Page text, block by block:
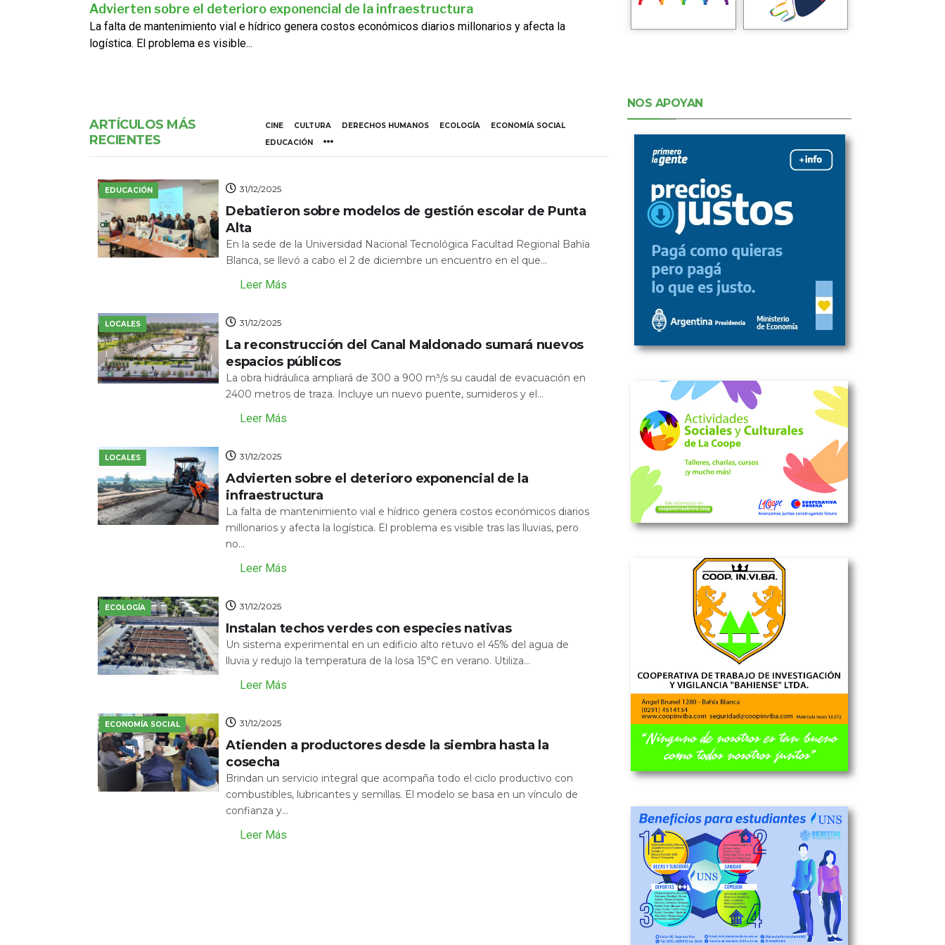
Advierten sobre el deterioro exponencial de la infraestructura
La falta de mantenimiento vial e hídrico genera costos económicos diarios millonarios y afecta la
logística. El problema es visible...
ARTÍCULOS MÁS
RECIENTES
CINE CULTURA DERECHOS HUMANOS ECOLOGÍA
ECONOMÍA SOCIAL
EDUCACIÓN
EDUCACIÓN 31/12/2025
Debatieron sobre modelos de gestión escolar de Punta
Alta
En la sede de la Universidad Nacional Tecnológica Facultad Regional Bahía
Blanca, se llevó a cabo el 2 de diciembre un encuentro en el que...
Leer Más
LOCALES 31/12/2025
La reconstrucción del Canal Maldonado sumará nuevos
espacios públicos
La obra hidráulica ampliará de 300 a 900 m³/s su caudal de evacuación en
2400 metros de traza. Incluye un nuevo puente, sumideros y el...
Leer Más
LOCALES 31/12/2025
Advierten sobre el deterioro exponencial de la
infraestructura
La falta de mantenimiento vial e hídrico genera costos económicos diarios
millonarios y afecta la logística. El problema es visible tras las lluvias, pero
no...
Leer Más
ECOLOGÍA 31/12/2025
Instalan techos verdes con especies nativas
Un sistema experimental en un edificio alto retuvo el 45% del agua de
lluvia y redujo la temperatura de la losa 15°C en verano. Utiliza...
Leer Más
ECONOMÍA SOCIAL 31/12/2025
Atienden a productores desde la siembra hasta la
cosecha
Brindan un servicio integral que acompaña todo el ciclo productivo con
combustibles, lubricantes y semillas. El modelo se basa en un vínculo de
confianza y...
Leer Más
NOS APOYAN